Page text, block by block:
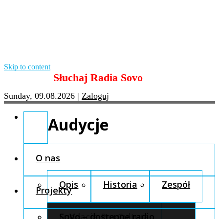
Skip to content
Słuchaj Radia Sovo
Sunday, 09.08.2026 | Zaloguj
O nas
Opis Historia Zespół
Fundacja Pro Cultura
Projekty
SoVo – dostępne radio
Audycje